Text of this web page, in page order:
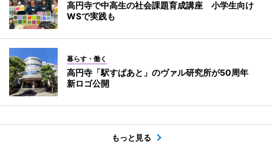
高円寺で中高生の社会課題育成講座 小学生向け
WSで実践も
暮らす・働く
高円寺「駅すぱあと」のヴァル研究所が50周年
新ロゴ公開
もっと見る